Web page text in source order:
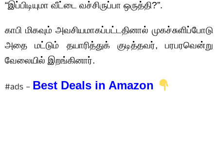
“இப்பிடியுமா வீட்டை வச்சிருப்பா ஒருத்தி?”.
காபி மிகவும் அவசியமாகப்பட்டதினால் முகச்சுளிப்போடு
அதை மட்டும் தயாரித்துக் குடித்தவர், பரபரவென்று
வேலையில் இறங்கினார்.
#ads – Best Deals in Amazon